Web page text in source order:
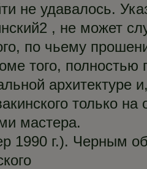
не удавалось.
, не может
по чьему
того, полностью
архитектуре
только на
мастера.
1990 г.). Черным